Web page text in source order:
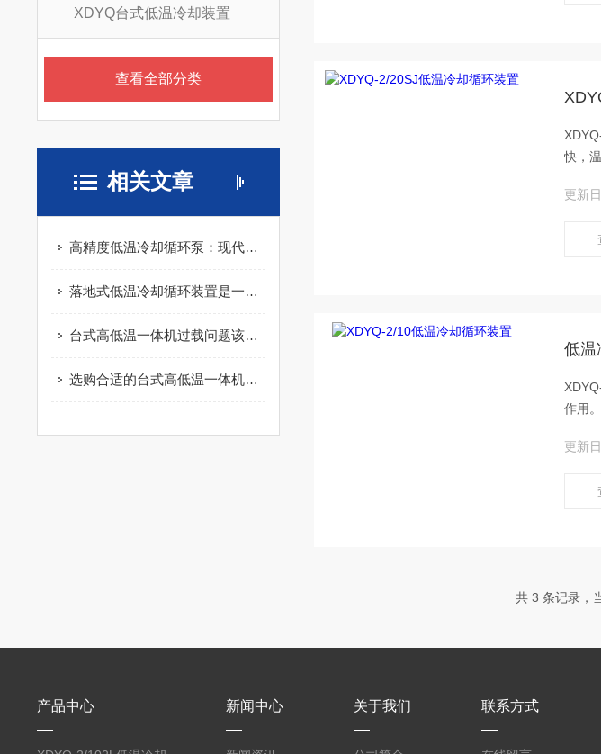
XDYQ台式低温冷却装置
查看全部分类
相关文章
高精度低温冷却循环泵：现代科研与工业的“冷静”保障
落地式低温冷却循环装置是一种利用低温冷却技术的设备
台式高低温一体机过载问题该如何解决你知道么
选购合适的台式高低温一体机可大大提高产品的质量
快，
馏、
更新
低温
作用
更新
共 3 条记录
产品中心 新闻中心 关于我们 联系方式